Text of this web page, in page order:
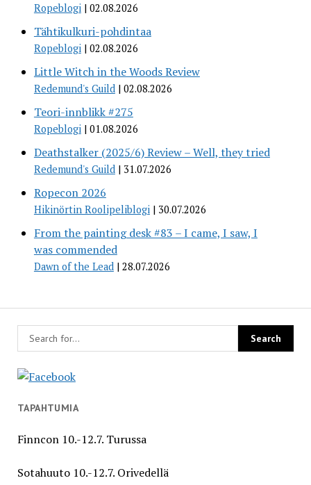
Ropeblogi 02.08.2026
Tähtikulkuri-pohdintaa
Ropeblogi 02.08.2026
Little Witch in the Woods Review
Redemund's Guild 02.08.2026
Teori-innblikk #275
Ropeblogi 01.08.2026
Deathstalker (2025/6) Review – Well, they tried
Redemund's Guild 31.07.2026
Ropecon 2026
Hikinörtin Roolipeliblogi 30.07.2026
From the painting desk #83 – I came, I saw, I
was commended
Dawn of the Lead 28.07.2026
TAPAHTUMIA
Finncon 10.-12.7. Turussa
Sotahuuto 10.-12.7. Orivedellä